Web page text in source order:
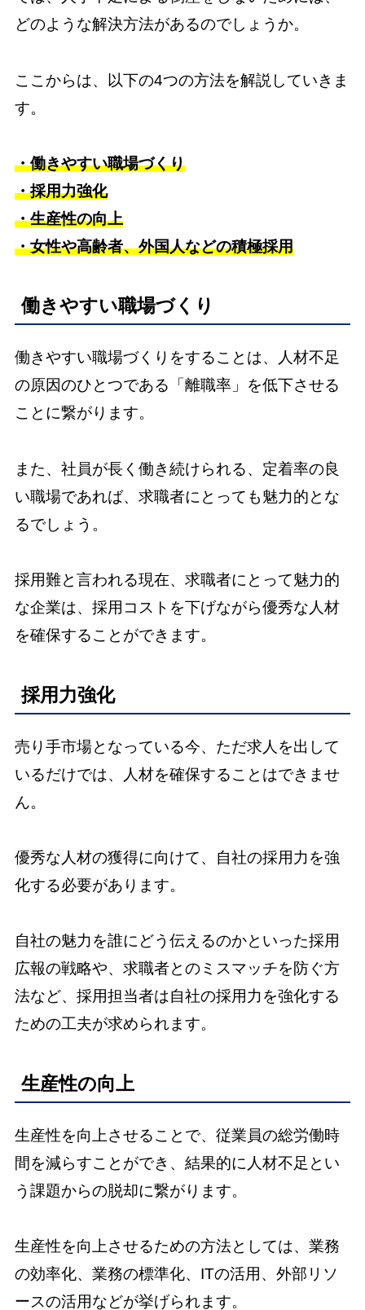
どのような解決方法があるのでしょうか。
ここからは、以下の4つの方法を解説していきま
す。
・働きやすい職場づくり
・採用力強化
・生産性の向上
・女性や高齢者、外国人などの積極採用
働きやすい職場づくり
働きやすい職場づくりをすることは、人材不足
の原因のひとつである「離職率」を低下させる
ことに繋がります。
また、社員が長く働き続けられる、定着率の良
い職場であれば、求職者にとっても魅力的とな
るでしょう。
採用難と言われる現在、求職者にとって魅力的
な企業は、採用コストを下げながら優秀な人材
を確保することができます。
採用力強化
売り手市場となっている今、ただ求人を出して
いるだけでは、人材を確保することはできませ
ん。
優秀な人材の獲得に向けて、自社の採用力を強
化する必要があります。
自社の魅力を誰にどう伝えるのかといった採用
広報の戦略や、求職者とのミスマッチを防ぐ方
法など、採用担当者は自社の採用力を強化する
ための工夫が求められます。
生産性の向上
生産性を向上させることで、従業員の総労働時
間を減らすことができ、結果的に人材不足とい
う課題からの脱却に繋がります。
生産性を向上させるための方法としては、業務
の効率化、業務の標準化、ITの活用、外部リソ
ースの活用などが挙げられます。